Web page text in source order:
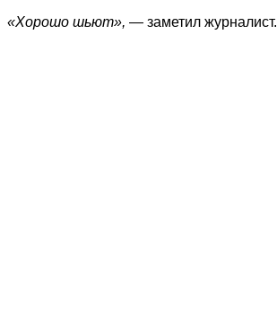
«Хорошо шьют», — заметил журналист.